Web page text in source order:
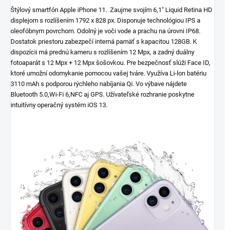
Štýlový smartfón Apple iPhone 11. Zaujme svojím 6,1" Liquid Retina HD
displejom s rozlíšením 1792 x 828 px. Disponuje technológiou IPS a
oleofóbnym povrchom. Odolný je voči vode a prachu na úrovni IP68.
Dostatok priestoru zabezpečí interná pamäť s kapacitou 128GB. K
dispozícii má prednú kameru s rozlíšením 12 Mpx, a zadný duálny
fotoaparát s 12 Mpx + 12 Mpx šošovkou. Pre bezpečnosť slúži Face ID,
ktoré umožní odomykanie pomocou vašej tváre. Využíva Li-lon batériu
3110 mAh s podporou rýchleho nabíjania Qi. Vo výbave nájdete
Bluetooth 5.0,Wi-Fi 6,NFC aj GPS. Užívateľské rozhranie poskytne
intuitívny operačný systém iOS 13.